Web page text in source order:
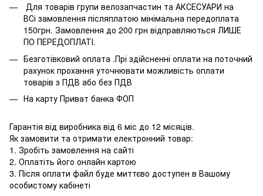
Для товарів групи велозапчастин та АКСЕСУАРИ на
ВСі замовлення післяплатою мінімальна передоплата
150грн. Замовлення до 200 грн відправляються ЛИШЕ
ПО ПЕРЕДОПЛАТІ.
Безготівковий оплата .Прі здійсненні оплати на поточний
рахунок прохання уточнювати можливість оплати
товарів з ПДВ або без ПДВ
На карту Приват банка ФОП
Гарантія від виробника від 6 міс до 12 місяців.
Як замовити та отримати електронний товар:
1. Зробіть замовлення на сайті
2. Оплатіть його онлайн картою
3. Після оплати файл буде миттєво доступен в Вашому
особистому кабінеті